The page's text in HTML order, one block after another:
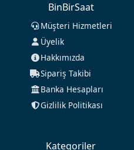
BinBirSaat
Müşteri Hizmetleri
Üyelik
Hakkımızda
Sipariş Takibi
Banka Hesapları
Gizlilik Politikası
Kategoriler